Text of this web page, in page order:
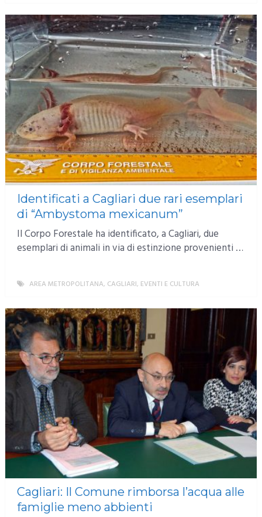
Identificati a Cagliari due rari esemplari
di “Ambystoma mexicanum”
Il Corpo Forestale ha identificato, a Cagliari, due
esemplari di animali in via di estinzione provenienti …
AREA METROPOLITANA, CAGLIARI, EVENTI E CULTURA
Cagliari: Il Comune rimborsa l’acqua alle
famiglie meno abbienti